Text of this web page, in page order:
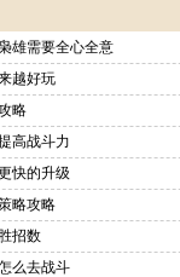
雄需要全心全意
越好玩
略
高战斗力
快的升级
略攻略
招数
么去战斗